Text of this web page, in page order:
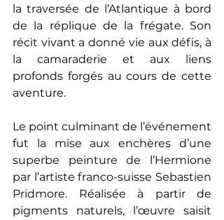
la traversée de l’Atlantique à bord
de la réplique de la frégate. Son
récit vivant a donné vie aux défis, à
la camaraderie et aux liens
profonds forgés au cours de cette
aventure.
Le point culminant de l’événement
fut la mise aux enchères d’une
superbe peinture de l’Hermione
par l’artiste franco-suisse Sebastien
Pridmore. Réalisée à partir de
pigments naturels, l’œuvre saisit